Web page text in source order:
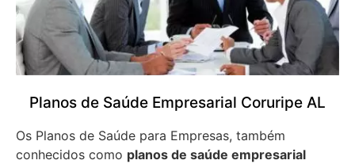
Planos de Saúde Empresarial Coruripe AL
Os Planos de Saúde para Empresas, também
conhecidos como planos de saúde empresarial